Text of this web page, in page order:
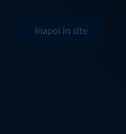
înapoi în site